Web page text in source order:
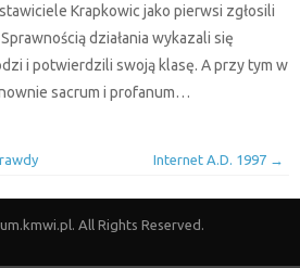
Krapkowic jako pierwsi zgłosili
działania wykazali się
i potwierdzili swoją klasę. A przy tym w
sacrum i profanum…
Internet A.D. 1997 →
All Rights Reserved.